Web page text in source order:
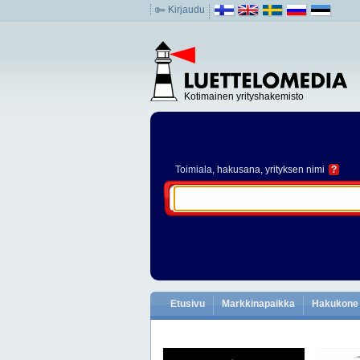
Kirjaudu
Kotimainen yrityshakemisto
Toimiala, hakusana, yrityksen nimi ?
Etusivu Markkinapaikka Hakukone